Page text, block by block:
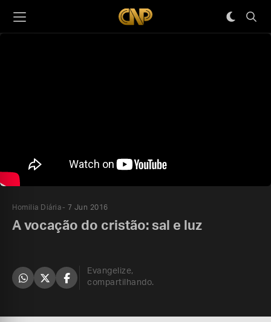
Homilia Diária 7 Jun 2016
A vocação do cristão: sal e luz
Evangelize,
compartilhando.